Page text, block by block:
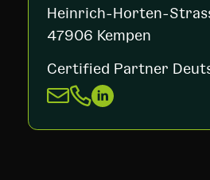
Heinrich-Horten-
47906 Kempen
Certified Partner